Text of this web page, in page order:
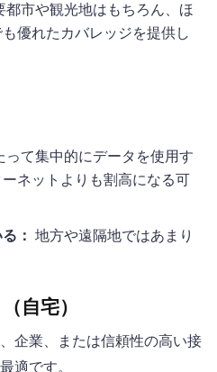
都市や観光地はもちろん、ほ
優れたカバレッジを提供し
って集中的にデータを使用す
ネットよりも割高になる可
： 地方や遠隔地ではあまり
自宅）
企業、または信頼性の高い接
適です。